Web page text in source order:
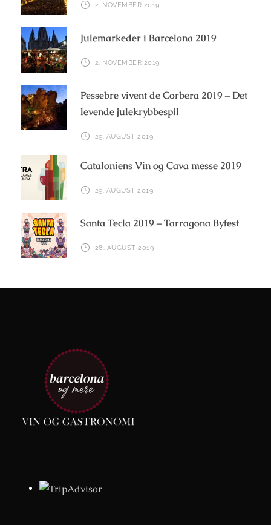
2. NOVEMBER 2019
Julemarkeder i Barcelona 2019
2. NOVEMBER 2019
Pessebre vivent de Corbera 2019 – Det
levende julekrybbespil
29. AUGUST 2019
Cataloniens Vin og Cava messe 2019
29. AUGUST 2019
Santa Tecla 2019 – Tarragona Byfest
28. AUGUST 2019